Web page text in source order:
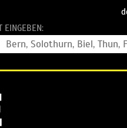
EINGEBEN: